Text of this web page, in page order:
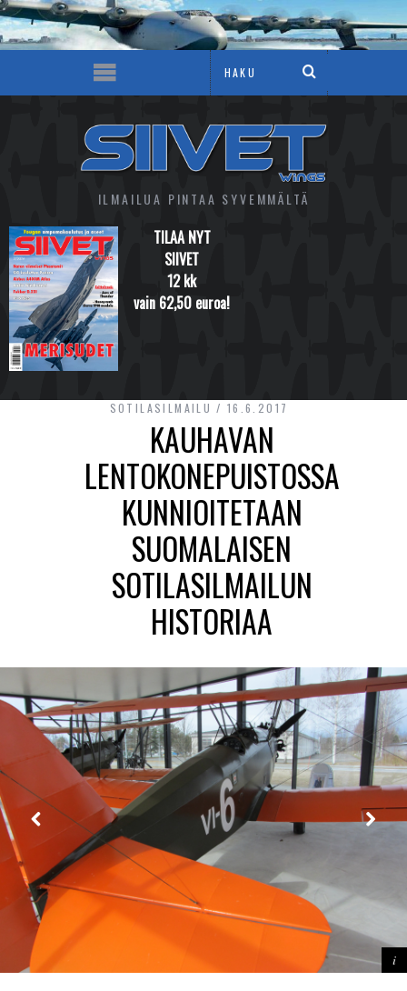
ILMAILUA PINTAA SYVEMMÄLTÄ
TILAA NYT
SIIVET
12 kk
vain 62,50 euroa!
SOTILASILMAILU 16.6.2017
KAUHAVAN
LENTOKONEPUISTOSSA
KUNNIOITETAAN
SUOMALAISEN
SOTILASILMAILUN
HISTORIAA